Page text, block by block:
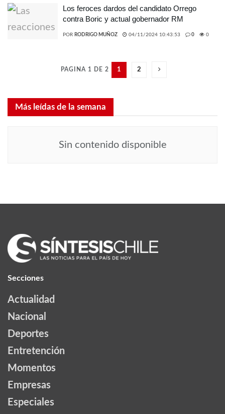
Los feroces dardos del candidato Orrego
contra Boric y actual gobernador RM
POR RODRIGO MUÑOZ 04/11/2024 10:43:53 0 0
PAGINA 1 DE 2 1 2
Más leídas de la semana
Sin contenido disponible
Secciones
Actualidad
Nacional
Deportes
Entretención
Momentos
Empresas
Especiales